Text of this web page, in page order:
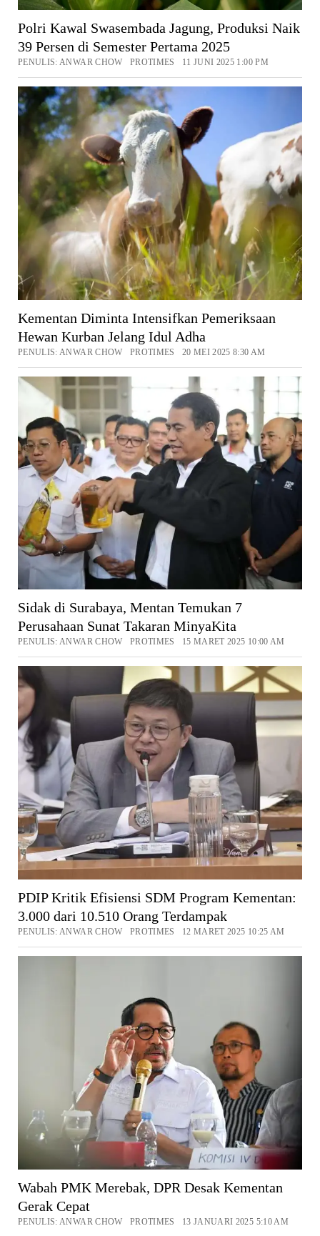
Polri Kawal Swasembada Jagung, Produksi Naik
39 Persen di Semester Pertama 2025
PENULIS: ANWAR CHOW PROTIMES 11 JUNI 2025 1:00 PM
Kementan Diminta Intensifkan Pemeriksaan
Hewan Kurban Jelang Idul Adha
PENULIS: ANWAR CHOW PROTIMES 20 MEI 2025 8:30 AM
Sidak di Surabaya, Mentan Temukan 7
Perusahaan Sunat Takaran MinyaKita
PENULIS: ANWAR CHOW PROTIMES 15 MARET 2025 10:00 AM
PDIP Kritik Efisiensi SDM Program Kementan:
3.000 dari 10.510 Orang Terdampak
PENULIS: ANWAR CHOW PROTIMES 12 MARET 2025 10:25 AM
Wabah PMK Merebak, DPR Desak Kementan
Gerak Cepat
PENULIS: ANWAR CHOW PROTIMES 13 JANUARI 2025 5:10 AM